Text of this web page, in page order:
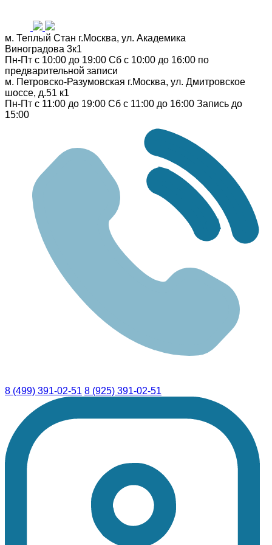
м. Теплый Стан г.Москва, ул. Академика
Виноградова 3к1
Пн-Пт с 10:00 до 19:00 Сб с 10:00 до 16:00 по
предварительной записи
м. Петровско-Разумовская г.Москва, ул. Дмитровское
шоссе, д.51 к1
Пн-Пт с 11:00 до 19:00 Сб с 11:00 до 16:00 Запись до
15:00
8 (499) 391-02-51 8 (925) 391-02-51